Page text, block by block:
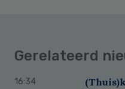
Gerelateerd
16:34